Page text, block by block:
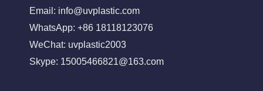
Email: info@uvplastic.com
WhatsApp: +86 18118123076
WeChat: uvplastic2003
Skype: 15005466821@163.com